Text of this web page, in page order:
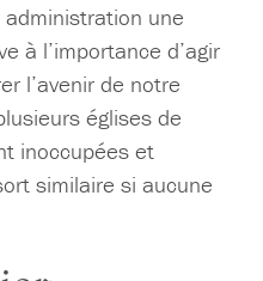
une
à l’importance d’agir
l’avenir de notre
églises de
inoccupées et
similaire si aucune